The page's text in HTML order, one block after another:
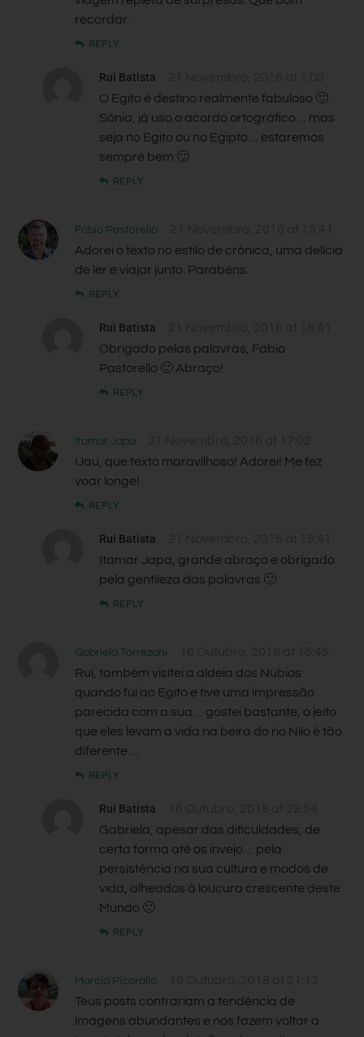
recordar.
REPLY
Rui Batista
O Egito é destino realmente fabuloso 🙂
Sónia, já uso o acordo ortográfico… mas
seja no Egito ou no Egipto… estaremos
sempre bem 🙂
REPLY
Fabio Pastorello
Adorei o texto no estilo de crônica, uma delícia
de ler e viajar junto. Parabéns.
REPLY
Rui Batista
Obrigado pelas palavras, Fabio
Pastorello 🙂 Abraço!
REPLY
Itamar Japa
Uau, que texto maravilhoso! Adorei! Me fez
voar longe!
REPLY
Rui Batista
Itamar Japa, grande abraço e obrigado
pela gentileza das palavras 🙂
REPLY
Gabriela Torrezani
Rui, também visitei a aldeia dos Núbios
quando fui ao Egito e tive uma impressão
parecida com a sua… gostei bastante, o jeito
que eles levam a vida na beira do rio Nilo é tão
diferente…
REPLY
Rui Batista
Gabriela, apesar das dificuldades, de
certa forma até os invejo… pela
persistência na sua cultura e modos de
vida, alheados à loucura crescente deste
Mundo 🙂
REPLY
Marcia Picorallo
Teus posts contrariam a tendência de
imagens abundantes e nos fazem voltar a